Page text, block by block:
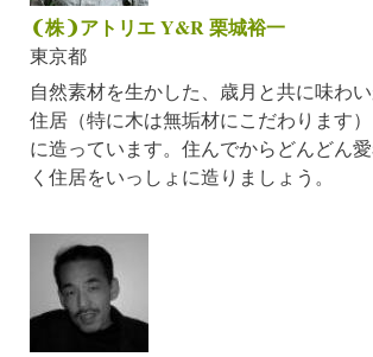
❨株❩アトリエ Y&R 栗城裕一
東京都
自然素材を生かした、歳月と共に味わ
住居（特に木は無垢材にこだわります
に造っています。住んでからどんどん
く住居をいっしょに造りましょう。